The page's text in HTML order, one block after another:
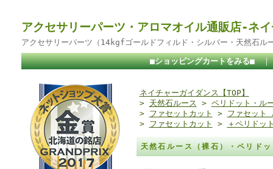
アクセサリーパーツ・アロマオイル通販店-ネ
アクセサリーパーツ（14kgfゴールドフィルド・シルバー・天然石ル
■ショッピングカートをみる■
ネイチャーガイダンス【TOP】
> 天然石ルース > ペリドット・ル
> ファセットカット > ファセット
> ファセットカット > ＋ペリドッ
天然石ルース（裸石）・ペリド